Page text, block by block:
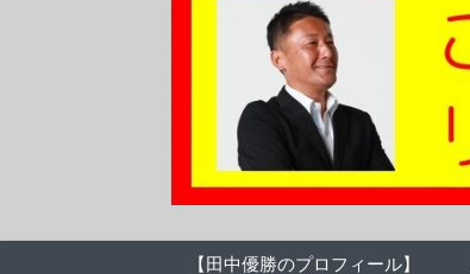
【田中優勝のプロフィール】